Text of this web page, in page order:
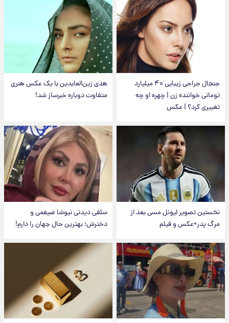
جنجال جراحی زیبایی ۴۰ میلیارد
تومانی خواننده زن | چهره او چه
تغییری کرد؟ | عکس
هدی زین‌العابدین با یک عکس هنری
متفاوت دوباره خبرساز شد!
نخستین تصویر لیونل مسی بعد از
مرگ پدر+عکس و فیلم
سلفی دیدنی نیوشا ضیغمی و
دخترش؛ بهترین حال جهان را دارم!